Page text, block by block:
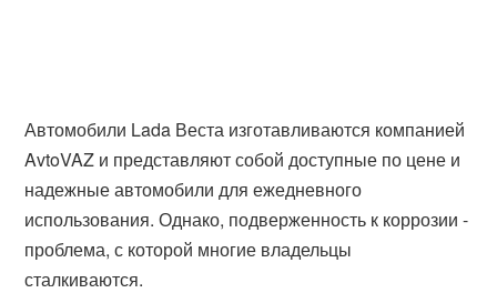
Автомобили Lada Веста изготавливаются компанией
AvtoVAZ и представляют собой доступные по цене и
надежные автомобили для ежедневного
использования. Однако, подверженность к коррозии -
проблема, с которой многие владельцы
сталкиваются.